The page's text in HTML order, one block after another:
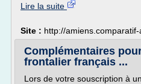
Lire la suite
Site : http://
Complémentaires
frontalier français ...
Lors de votre souscription à